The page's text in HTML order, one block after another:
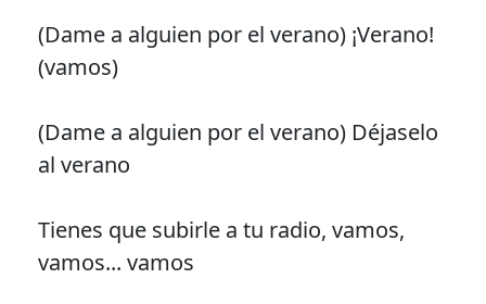
(Dame a alguien por el verano) ¡Verano!
(vamos)
(Dame a alguien por el verano) Déjaselo
al verano
Tienes que subirle a tu radio, vamos,
vamos... vamos